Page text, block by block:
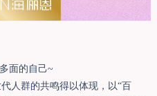
面的自己~
人群的共鸣得以体现，以“百